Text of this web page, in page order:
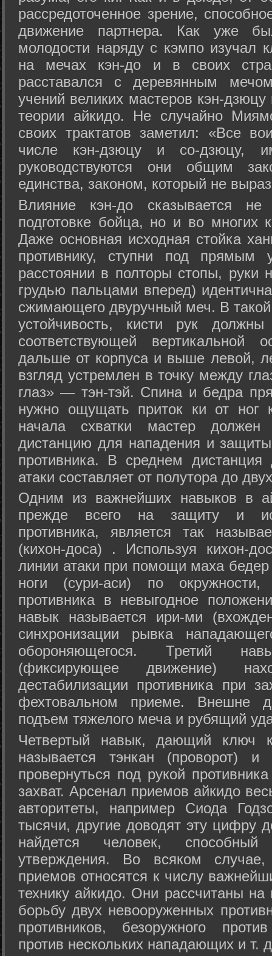
рассредоточенное зрение,
движение партнера. Как уже
молодости наряду с кэмпо изучал
на мечах кэн-до и в своих
расставался с деревянным
учений великих мастеров кэн-
теории айкидо. Не случайно
своих трактатов заметил: «Все
числе кэн-дзюцу и со-дзюцу,
руководствуются они общим
единства, законом, который не
Влияние кэн-до сказывается не
подготовке бойца, но и во многих
Даже основная исходная стойка
противнику, ступни под прямым
расстоянии в полторы стопы, руки
грудью пальцами вперед)
сжимающего двуручный меч. В
устойчивость, кисти рук
соответствующей
дальше от корпуса и выше левой,
взгляд устремлен в точку между
глаз» — тэн-тэй. Спина и бедра
нужно ощущать приток ки от
начала схватки мастер должен
дистанцию для нападения и
противника. В среднем
атаки составляет от полутора до
Одним из важнейших навыков в
прежде всего на защиту и
противника, является так
(кихон-доса) . Используя кихон-
линии атаки при помощи маха
ноги (сури-аси) по
противника в невыгодное
навык называется ири-ми
синхронизации рывка
обороняющегося. Третий
(фиксирующее движение)
дестабилизации противника при
фехтовальном приеме. Внешне
подъем тяжелого меча и рубящий
Четвертый навык, дающий ключ
называется тэнкан (проворот)
провернуться под рукой
захват. Арсенал приемов айкидо
авторитеты, например Сиода
тысячи, другие доводят эту цифру
найдется человек,
утверждения. Во всяком
приемов относятся к числу
технику айкидо. Они рассчитаны
борьбу двух невооруженных
противников, безоружного
против нескольких нападающих и т.